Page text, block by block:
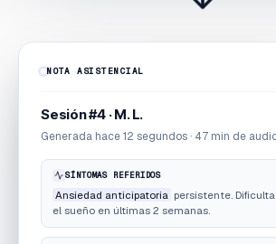
NOTA ASISTENCIAL
Sesión #4 · M. L.
Generada hace 12 segundos · 47 min de
SÍNTOMAS REFERIDOS
Ansiedad anticipatoria persistente.
el sueño en últimas 2 semanas.